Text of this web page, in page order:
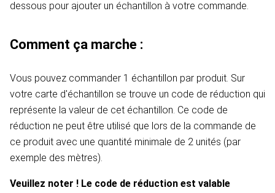
dessous pour ajouter un échantillon à votre commande.
Comment ça marche :
Vous pouvez commander 1 échantillon par produit. Sur
votre carte d'échantillon se trouve un code de réduction qui
représente la valeur de cet échantillon. Ce code de
réduction ne peut être utilisé que lors de la commande de
ce produit avec une quantité minimale de 2 unités (par
exemple des mètres).
Veuillez noter ! Le code de réduction est valable